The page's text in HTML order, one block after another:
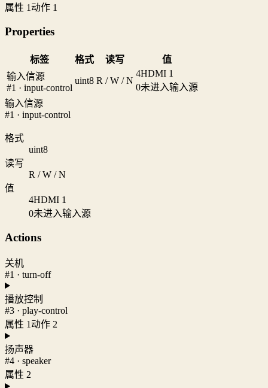
属性 1动作 1
Properties
标签 格式 读写
值
输入信源
#1 · input-control
uint8 R / W / N
4HDMI 1
0未进入输入源
输入信源
#1 · input-control
格式
uint8
读写
R / W / N
值
4HDMI 1
0未进入输入源
Actions
关机
#1 · turn-off
播放控制
#3 · play-control
属性 1动作 2
扬声器
#4 · speaker
属性 2